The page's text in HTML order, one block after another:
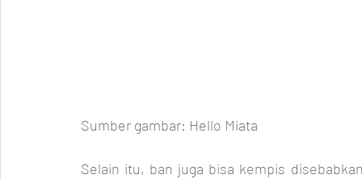
Sumber gambar: Hello Miata
Selain itu, ban juga bisa kempis